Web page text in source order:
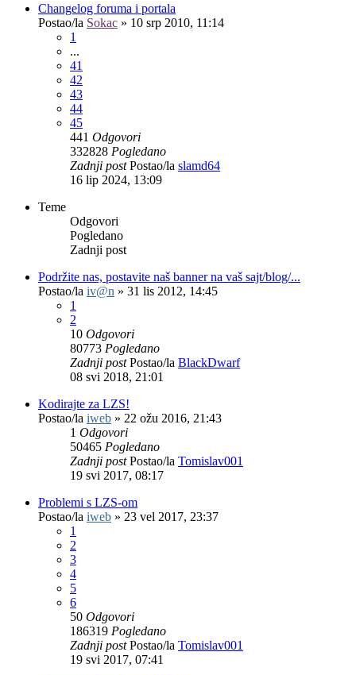
Changelog foruma i portala
Postao/la Sokac » 10 srp 2010, 11:14
1
...
41
42
43
44
45
441 Odgovori
332828 Pogledano
Zadnji postPostao/la slamd64
16 lip 2024, 13:09
Teme
Odgovori
Pogledano
Zadnji post
Podržite nas, postavite naš banner na vaš sajt/blog/...
Postao/la iv@n » 31 lis 2012, 14:45
1
2
10 Odgovori
80773 Pogledano
Zadnji postPostao/la BlackDwarf
08 svi 2018, 21:01
Kodirajte za LZS!
Postao/la iweb » 22 ožu 2016, 21:43
1 Odgovori
50465 Pogledano
Zadnji postPostao/la Tomislav001
19 svi 2017, 08:17
Problemi s LZS-om
Postao/la iweb » 23 vel 2017, 23:37
1
2
3
4
5
6
50 Odgovori
186319 Pogledano
Zadnji postPostao/la Tomislav001
19 svi 2017, 07:41